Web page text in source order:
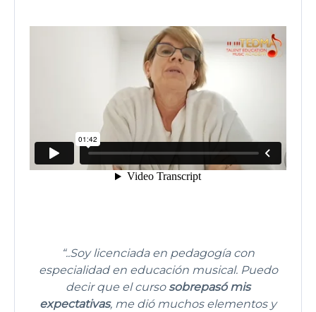
“..Soy licenciada en pedagogía con
especialidad en educación musical. Puedo
decir que el cursosobrepasó mis
expectativas, me dió muchos elementos y